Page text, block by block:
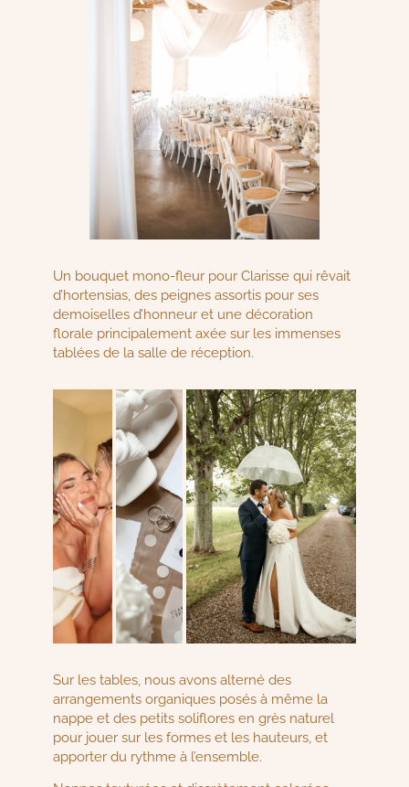
Un bouquet mono-fleur pour Clarisse qui rêvait
d’hortensias, des peignes assortis pour ses
demoiselles d’honneur et une décoration
florale principalement axée sur les immenses
tablées de la salle de réception.
Sur les tables, nous avons alterné des
arrangements organiques posés à même la
nappe et des petits soliflores en grès naturel
pour jouer sur les formes et les hauteurs, et
apporter du rythme à l’ensemble.